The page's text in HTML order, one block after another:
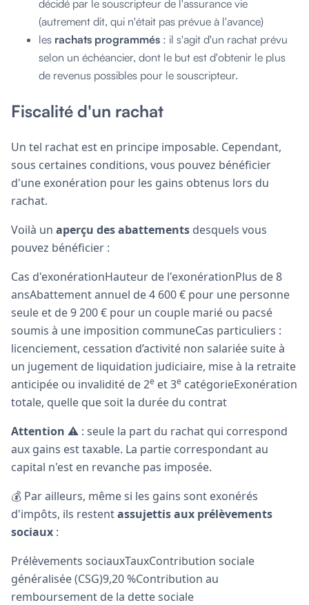
décidé par le souscripteur de l'assurance vie
(autrement dit, qui n'était pas prévue à l'avance)
les rachats programmés : il s'agit d'un rachat prévu
selon un échéancier, dont le but est d'obtenir le plus
de revenus possibles pour le souscripteur.
Fiscalité d'un rachat
Un tel rachat est en principe imposable. Cependant,
sous certaines conditions, vous pouvez bénéficier
d'une exonération pour les gains obtenus lors du
rachat.
Voilà un aperçu des abattements desquels vous
pouvez bénéficier :
Cas d'exonérationHauteur de l'exonérationPlus de 8
ansAbattement annuel de 4 600 € pour une personne
seule et de 9 200 € pour un couple marié ou pacsé
soumis à une imposition communeCas particuliers :
licenciement, cessation d’activité non salariée suite à
un jugement de liquidation judiciaire, mise à la retraite
anticipée ou invalidité de 2e et 3e catégorieExonération
totale, quelle que soit la durée du contrat
Attention ⚠️ : seule la part du rachat qui correspond
aux gains est taxable. La partie correspondant au
capital n'est en revanche pas imposée.
💰 Par ailleurs, même si les gains sont exonérés
d'impôts, ils restentassujettis aux prélèvements
sociaux :
Prélèvements sociauxTauxContribution sociale
généralisée (CSG)9,20 %Contribution au
remboursement de la dette sociale